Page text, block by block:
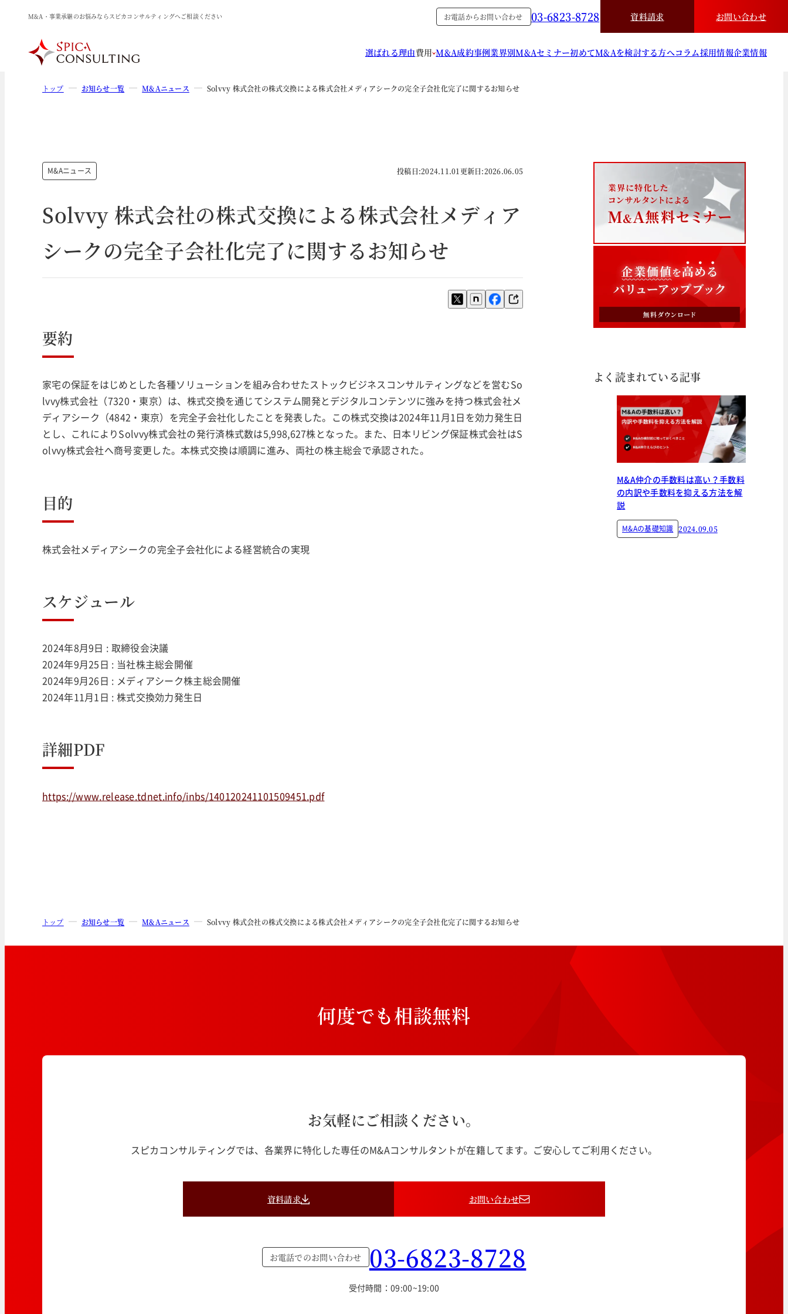
M&A・事業承継のお悩みならスピカコンサルティングへご相談ください お電話からお問い合わせ 03-6823-8728 資料請求 お問い合わせ
選ばれる理由費用 M&A成約事例業界別M&Aセミナー初めてM&Aを検討する方へコラム採用情報企業情報
トップ お知らせ一覧 M&Aニュース Solvvy 株式会社の株式交換による株式会社メディアシークの完全子会社化完了に関するお知らせ
M&Aニュース 投稿日:2024.11.01 更新日:2026.06.05
Solvvy 株式会社の株式交換による株式会社メディア
シークの完全子会社化完了に関するお知らせ
要約
家宅の保証をはじめとした各種ソリューションを組み合わせたストックビジネスコンサルティングなどを営むSo
lvvy株式会社（7320・東京）は、株式交換を通じてシステム開発とデジタルコンテンツに強みを持つ株式会社メ
ディアシーク（4842・東京）を完全子会社化したことを発表した。この株式交換は2024年11月1日を効力発生日
とし、これによりSolvvy株式会社の発行済株式数は5,998,627株となった。また、日本リビング保証株式会社はS
olvvy株式会社へ商号変更した。本株式交換は順調に進み、両社の株主総会で承認された。
目的
株式会社メディアシークの完全子会社化による経営統合の実現
スケジュール
2024年8月9日 : 取締役会決議
2024年9月25日 : 当社株主総会開催
2024年9月26日 : メディアシーク株主総会開催
2024年11月1日 : 株式交換効力発生日
詳細PDF
https://www.release.tdnet.info/inbs/140120241101509451.pdf
よく読まれている記事
M&A仲介の手数料は高い？手数料
の内訳や手数料を抑える方法を解
説
M&Aの基礎知識 2024.09.05
トップ お知らせ一覧 M&Aニュース Solvvy 株式会社の株式交換による株式会社メディアシークの完全子会社化完了に関するお知らせ
何度でも相談無料
お気軽にご相談ください。
スピカコンサルティングでは、各業界に特化した専任のM&Aコンサルタントが在籍してます。ご安心してご利用ください。
資料請求 お問い合わせ
お電話でのお問い合わせ 03-6823-8728
受付時間：09:00~19:00